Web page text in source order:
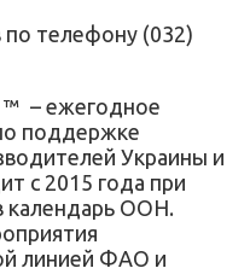
по телефону (032)
™ – ежегодное
поддержке
Украины и
с 2015 года при
ООН.
линией ФАО и